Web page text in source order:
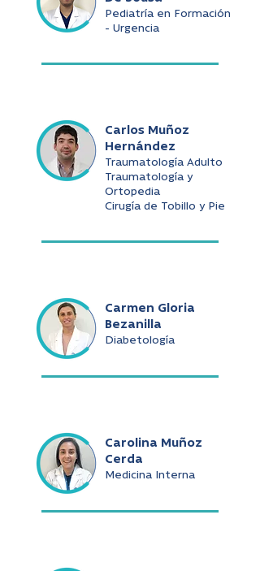
Pediatría en Formación
- Urgencia
Carlos Muñoz
Hernández
Traumatología Adulto
Traumatología y
Ortopedia
Cirugía de Tobillo y Pie
Carmen Gloria
Bezanilla
Diabetología
Carolina Muñoz
Cerda
Medicina Interna